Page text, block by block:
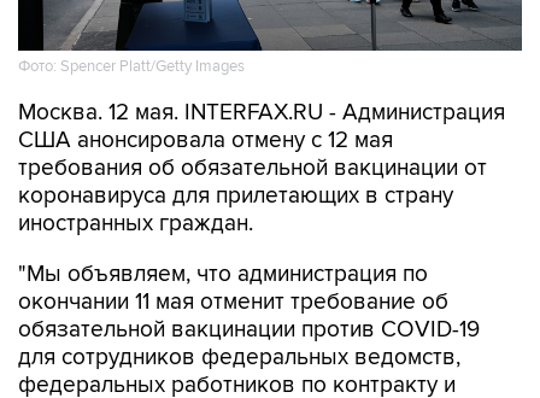
Фото: Spencer Platt/Getty Images
Москва. 12 мая. INTERFAX.RU - Администрация
США анонсировала отмену с 12 мая
требования об обязательной вакцинации от
коронавируса для прилетающих в страну
иностранных граждан.
"Мы объявляем, что администрация по
окончании 11 мая отменит требование об
обязательной вакцинации против COVID-19
для сотрудников федеральных ведомств,
федеральных работников по контракту и